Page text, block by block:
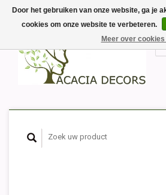
Door het gebruiken van onze website, ga je
cookies om onze website te verbeteren.
Meer over cookies